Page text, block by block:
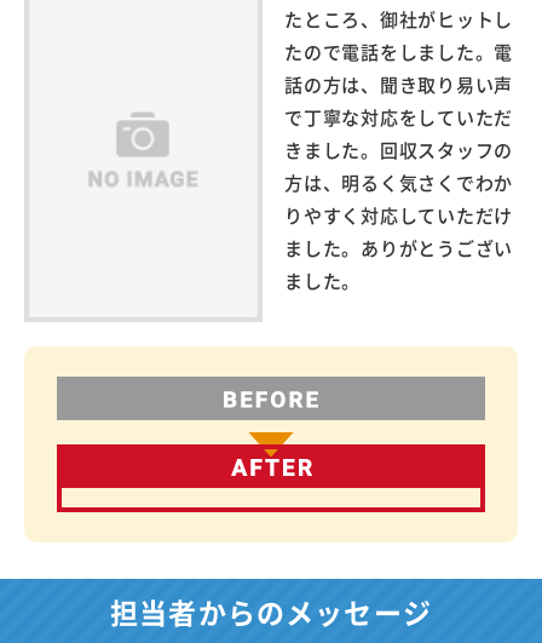
たところ、御社がヒットし
たので電話をしました。電
話の方は、聞き取り易い声
で丁寧な対応をしていただ
きました。回収スタッフの
方は、明るく気さくでわか
りやすく対応していただけ
ました。ありがとうござい
ました。
担当者からのメッセージ